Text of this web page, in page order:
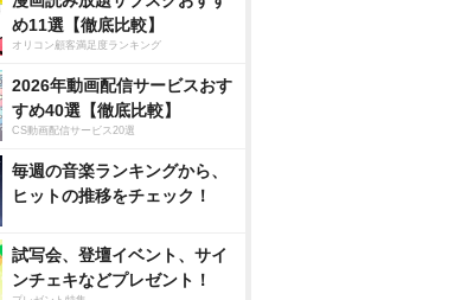
め11選【徹底比較】
オリコン顧客満足度ランキング
2026年動画配信サービスおす
すめ40選【徹底比較】
CS動画配信サービス20選
毎週の音楽ランキングから、
ヒットの推移をチェック！
試写会、登壇イベント、サイ
ンチェキなどプレゼント！